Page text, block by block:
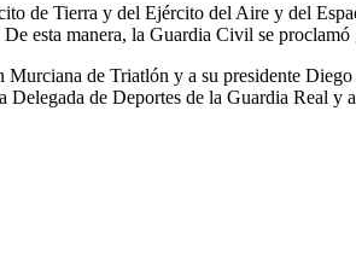
de Tierra y del Ejército del Aire y del
esta manera, la Guardia Civil se proclamó
de Triatlón y a su presidente
de Deportes de la Guardia Real y